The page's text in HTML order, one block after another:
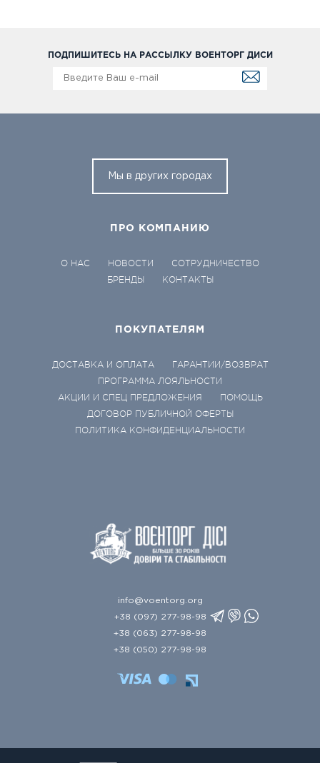
ПОДПИШИТЕСЬ НА РАССЫЛКУ ВОЕНТОРГ ДИСИ
Мы в других городах
ПРО КОМПАНИЮ
О НАС НОВОСТИ
СОТРУДНИЧЕСТВО
БРЕНДЫ
КОНТАКТЫ
ПОКУПАТЕЛЯМ
ДОСТАВКА И ОПЛАТА
ГАРАНТИИ/ВОЗВРАТ
ПРОГРАММА ЛОЯЛЬНОСТИ
АКЦИИ И СПЕЦ ПРЕДЛОЖЕНИЯ
ПОМОЩЬ
ДОГОВОР ПУБЛИЧНОЙ ОФЕРТЫ
ПОЛИТИКА КОНФИДЕНЦИАЛЬНОСТИ
info@voentorg.org
+38 (097) 277-98-98
+38 (063) 277-98-98
+38 (050) 277-98-98